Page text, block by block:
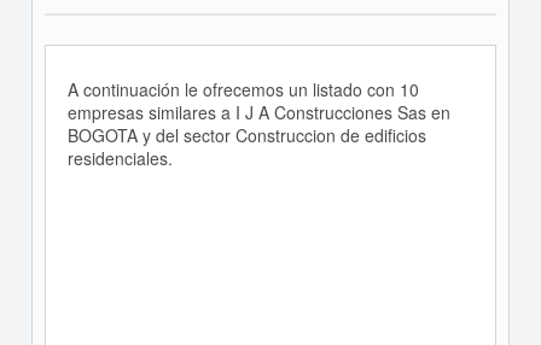
A continuación le ofrecemos un listado con 10
empresas similares a I J A Construcciones Sas en
BOGOTA y del sector Construccion de edificios
residenciales.